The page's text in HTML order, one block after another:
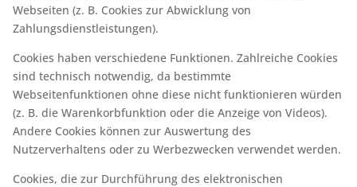
Webseiten (z. B. Cookies zur Abwicklung von
Zahlungsdienstleistungen).
Cookies haben verschiedene Funktionen. Zahlreiche Cookies
sind technisch notwendig, da bestimmte
Webseitenfunktionen ohne diese nicht funktionieren würden
(z. B. die Warenkorbfunktion oder die Anzeige von Videos).
Andere Cookies können zur Auswertung des
Nutzerverhaltens oder zu Werbezwecken verwendet werden.
Cookies, die zur Durchführung des elektronischen